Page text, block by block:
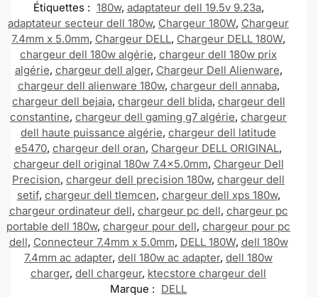
Étiquettes : 180w, adaptateur dell 19.5v 9.23a,
adaptateur secteur dell 180w, Chargeur 180W, Chargeur
7.4mm x 5.0mm, Chargeur DELL, Chargeur DELL 180W,
chargeur dell 180w algérie, chargeur dell 180w prix
algérie, chargeur dell alger, Chargeur Dell Alienware,
chargeur dell alienware 180w, chargeur dell annaba,
chargeur dell bejaia, chargeur dell blida, chargeur dell
constantine, chargeur dell gaming g7 algérie, chargeur
dell haute puissance algérie, chargeur dell latitude
e5470, chargeur dell oran, Chargeur DELL ORIGINAL,
chargeur dell original 180w 7.4x5.0mm, Chargeur Dell
Precision, chargeur dell precision 180w, chargeur dell
setif, chargeur dell tlemcen, chargeur dell xps 180w,
chargeur ordinateur dell, chargeur pc dell, chargeur pc
portable dell 180w, chargeur pour dell, chargeur pour pc
dell, Connecteur 7.4mm x 5.0mm, DELL 180W, dell 180w
7.4mm ac adapter, dell 180w ac adapter, dell 180w
charger, dell chargeur, ktecstore chargeur dell
Marque : DELL